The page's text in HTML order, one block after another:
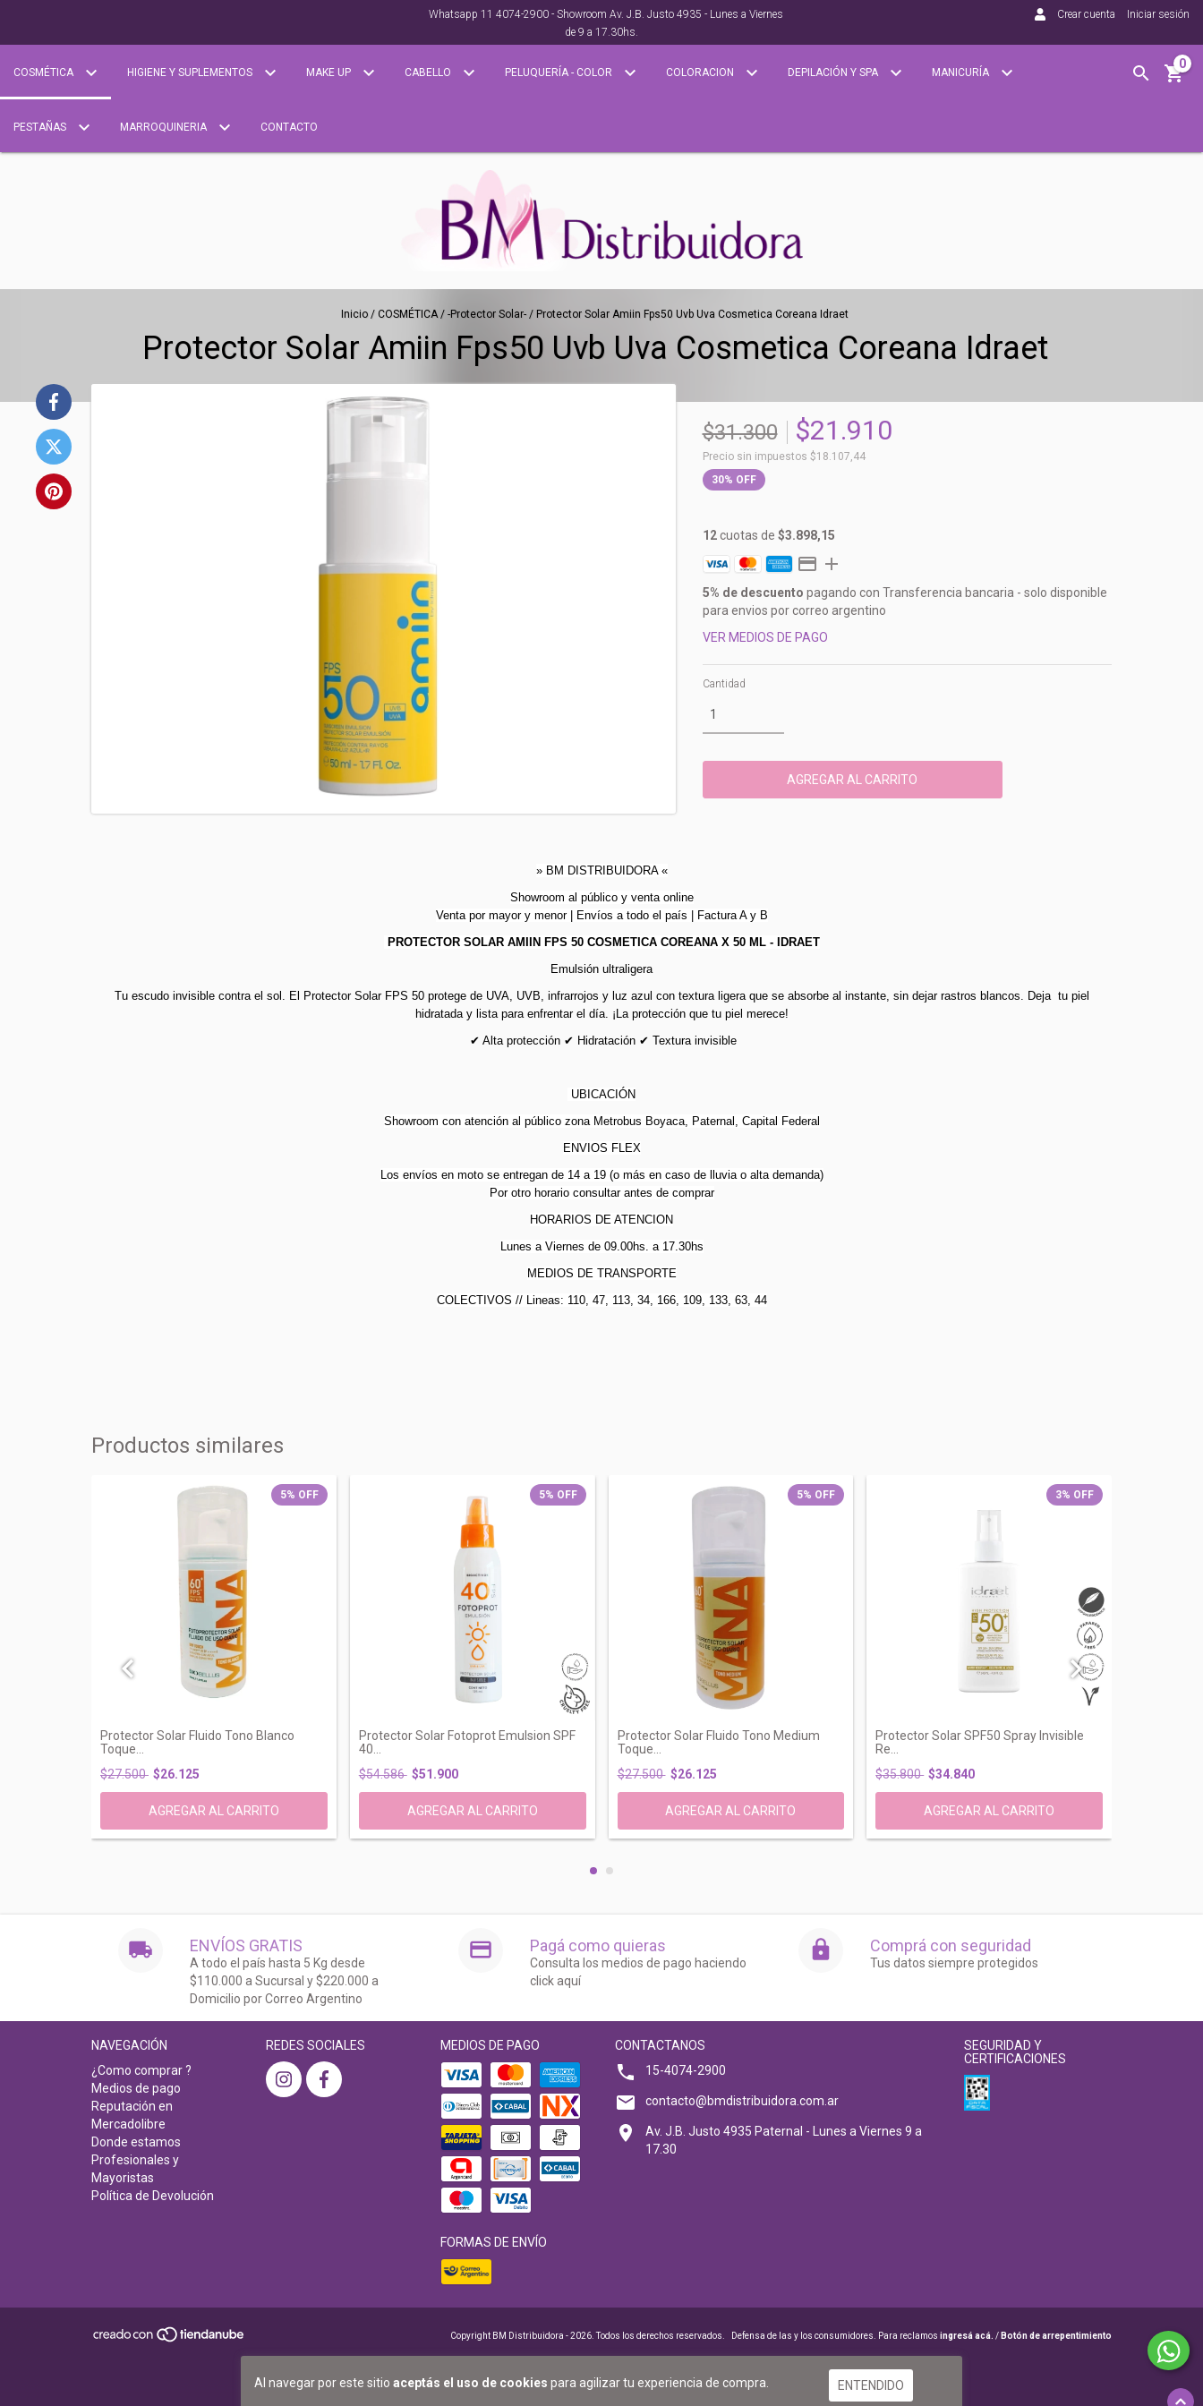
Whatsapp 11 4074-2900 - Showroom Av. J.B. Justo 4935 - Lunes a Viernes
de 9 a 17.30hs.
Crear cuenta Iniciar sesión
COSMÉTICA HIGIENE Y SUPLEMENTOS MAKE UP CABELLO PELUQUERÍA - COLOR COLORACION DEPILACIÓN Y SPA MANICURÍA
PESTAÑAS MARROQUINERIA CONTACTO
0
Al navegar por este sitio aceptás el uso de cookies para agilizar tu experiencia de compra. ENTENDIDO
Inicio / COSMÉTICA / -Protector Solar- / Protector Solar Amiin Fps50 Uvb Uva Cosmetica Coreana Idraet
Protector Solar Amiin Fps50 Uvb Uva Cosmetica Coreana Idraet
$31.300 $21.910
Precio sin impuestos $18.107,44
30% OFF
12cuotas de $3.898,15
5% de descuento pagando con Transferencia bancaria - solo disponible
para envios por correo argentino
VER MEDIOS DE PAGO
Cantidad
» BM DISTRIBUIDORA «
Showroom al público y venta online
Venta por mayor y menor | Envíos a todo el país | Factura A y B
PROTECTOR SOLAR AMIIN FPS 50 COSMETICA COREANA X 50 ML - IDRAET
Emulsión ultraligera
Tu escudo invisible contra el sol. El Protector Solar FPS 50 protege de UVA, UVB, infrarrojos y luz azul con textura ligera que se absorbe al instante, sin dejar rastros blancos. Deja tu piel
hidratada y lista para enfrentar el día. ¡La protección que tu piel merece!
✔ Alta protección ✔ Hidratación ✔ Textura invisible
UBICACIÓN
Showroom con atención al público zona Metrobus Boyaca, Paternal, Capital Federal
ENVIOS FLEX
Los envíos en moto se entregan de 14 a 19 (o más en caso de lluvia o alta demanda)
Por otro horario consultar antes de comprar
HORARIOS DE ATENCION
Lunes a Viernes de 09.00hs. a 17.30hs
MEDIOS DE TRANSPORTE
COLECTIVOS // Lineas: 110, 47, 113, 34, 166, 109, 133, 63, 44
Productos similares
5% OFF
Protector Solar Fluido Tono Blanco
Toque...
$27.500 $26.125
5% OFF
Protector Solar Fotoprot Emulsion SPF
40...
$54.586 $51.900
5% OFF
Protector Solar Fluido Tono Medium
Toque...
$27.500 $26.125
3% OFF
Protector Solar SPF50 Spray Invisible
Re...
$35.800 $34.840
ENVÍOS GRATIS
A todo el país hasta 5 Kg desde
$110.000 a Sucursal y $220.000 a
Domicilio por Correo Argentino
Pagá como quieras
Consulta los medios de pago haciendo
click aquí
Comprá con seguridad
Tus datos siempre protegidos
NAVEGACIÓN
¿Como comprar ?
Medios de pago
Reputación en
Mercadolibre
Donde estamos
Profesionales y
Mayoristas
Política de Devolución
REDES SOCIALES MEDIOS DE PAGO
FORMAS DE ENVÍO
CONTACTANOS
15-4074-2900
contacto@bmdistribuidora.com.ar
Av. J.B. Justo 4935 Paternal - Lunes a Viernes 9 a
17.30
SEGURIDAD Y
CERTIFICACIONES
Copyright BM Distribuidora - 2026. Todos los derechos reservados. Defensa de las y los consumidores. Para reclamos ingresá acá. / Botón de arrepentimiento